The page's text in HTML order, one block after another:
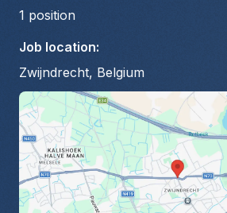
1 position
Job location:
Zwijndrecht, Belgium